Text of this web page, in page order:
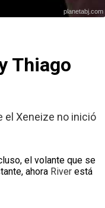
planetabj.com
Thiago
el Xeneize no inició
el volante que se
ahora Riverestá